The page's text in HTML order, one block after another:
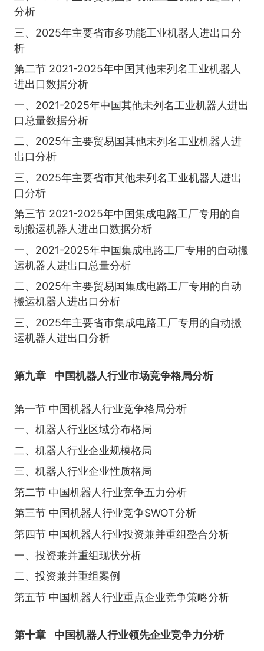
分析
三、2025年主要省市多功能工业机器人进出口分
析
第二节 2021-2025年中国其他未列名工业机器人
进出口数据分析
一、2021-2025年中国其他未列名工业机器人进出
口总量数据分析
二、2025年主要贸易国其他未列名工业机器人进
出口分析
三、2025年主要省市其他未列名工业机器人进出
口分析
第三节 2021-2025年中国集成电路工厂专用的自
动搬运机器人进出口数据分析
一、2021-2025年中国集成电路工厂专用的自动搬
运机器人进出口总量分析
二、2025年主要贸易国集成电路工厂专用的自动
搬运机器人进出口分析
三、2025年主要省市集成电路工厂专用的自动搬
运机器人进出口分析
第九章 中国机器人行业市场竞争格局分析
第一节 中国机器人行业竞争格局分析
一、机器人行业区域分布格局
二、机器人行业企业规模格局
三、机器人行业企业性质格局
第二节 中国机器人行业竞争五力分析
第三节 中国机器人行业竞争SWOT分析
第四节 中国机器人行业投资兼并重组整合分析
一、投资兼并重组现状分析
二、投资兼并重组案例
第五节 中国机器人行业重点企业竞争策略分析
第十章 中国机器人行业领先企业竞争力分析